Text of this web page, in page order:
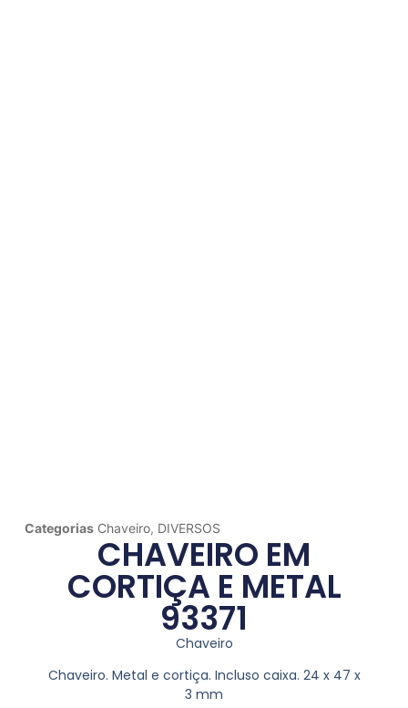
Categorias Chaveiro, DIVERSOS
CHAVEIRO EM
CORTIÇA E METAL
93371
Chaveiro
Chaveiro. Metal e cortiça. Incluso caixa. 24 x 47 x
3 mm